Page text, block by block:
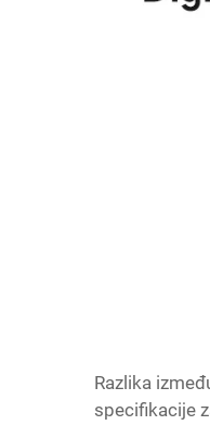
Razlika
specifikacije